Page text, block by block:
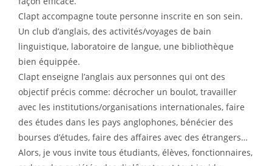
Clapt accompagne toute personne inscrite en son sein.
Un club d’anglais, des activités/voyages de bain
linguistique, laboratoire de langue, une bibliothèque
bien équippée.
Clapt enseigne l’anglais aux personnes qui ont des
objectif précis comme: décrocher un boulot, travailler
avec les institutions/organisations internationales, faire
des études dans les pays anglophones, bénécier des
bourses d’études, faire des affaires avec des étrangers…
Alors, je vous invite tous étudiants, élèves, fonctionnaires,